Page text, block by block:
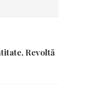
Revoltă